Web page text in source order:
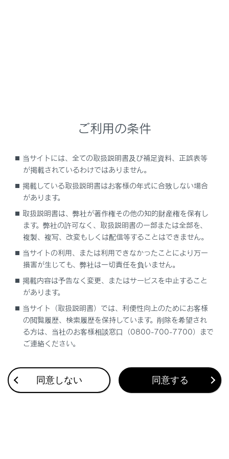
PKSB（パーキングサポートブレーキ）
合わせて見られているページ
Lexus Teammate Advanced Park
最適な車間距離を保って追従走行する
後退時に車両の接近を知らせる
ご利用の条件
当サイトには、全ての取扱説明書及び補足資料、正誤表等
が掲載されているわけではありません。
掲載している取扱説明書はお客様の年式に合致しない場合
があります。
取扱説明書は、弊社が著作権その他の知的財産権を保有し
ます。弊社の許可なく、取扱説明書の一部または全部を、
複製、複写、改変もしくは配信等することはできません。
当サイトの利用、または利用できなかったことにより万一
損害が生じても、弊社は一切責任を負いません。
掲載内容は予告なく変更、またはサービスを中止すること
があります。
当サイト（取扱説明書）では、利便性向上のためにお客様
の閲覧履歴、検索履歴を保持しています。削除を希望され
る方は、当社のお客様相談窓口（0800-700-7700）まで
ご連絡ください。
同意しない 同意する